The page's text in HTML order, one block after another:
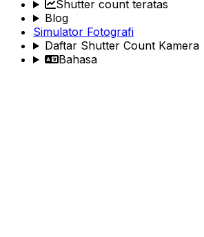
Shutter count teratas
Blog
Simulator Fotografi
Daftar Shutter Count Kamera
Bahasa